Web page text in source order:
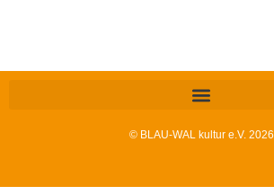
© BLAU-WAL kultur e.V. 2026